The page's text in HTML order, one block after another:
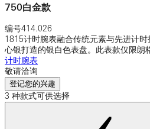
750白金款
编号414.026
1815计时腕表融合传统元素与先进计
心银打造的银白色表盘。此表款仅限朗
计时腕表
敬请洽询
登记您的兴趣
3 种款式可供选择